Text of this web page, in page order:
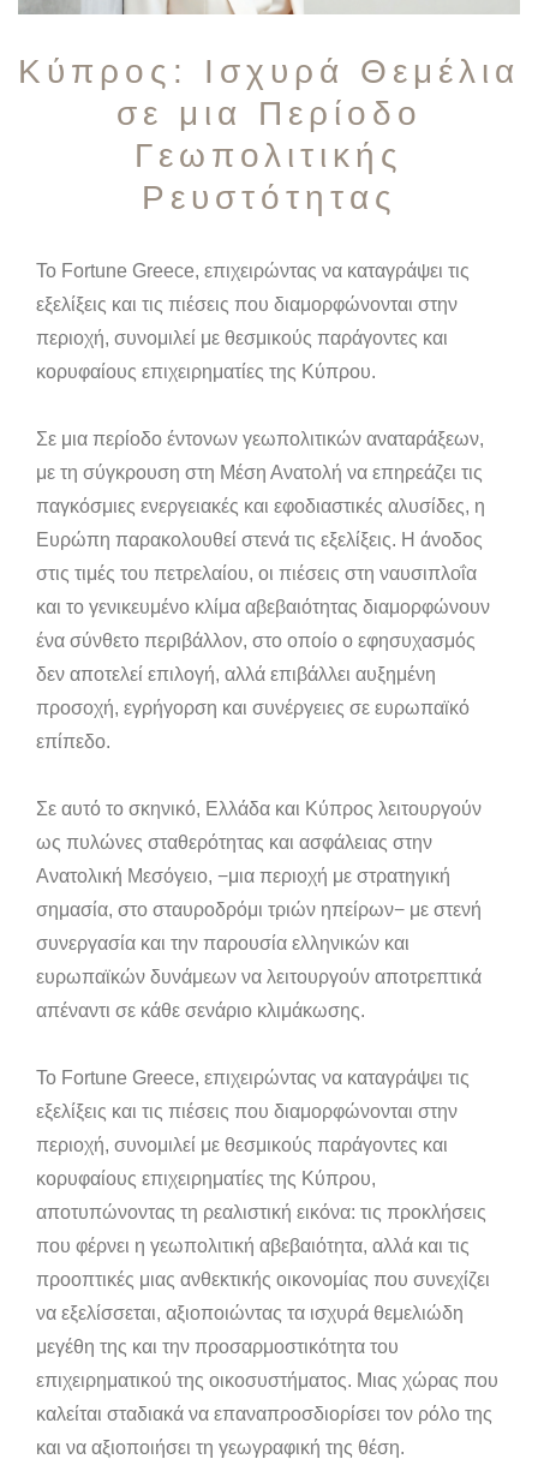
Κύπρος: Ισχυρά Θεμέλια
σε μια Περίοδο
Γεωπολιτικής
Ρευστότητας
Το Fortune Greece, επιχειρώντας να καταγράψει τις
εξελίξεις και τις πιέσεις που διαμορφώνονται στην
περιοχή, συνομιλεί με θεσμικούς παράγοντες και
κορυφαίους επιχειρηματίες της Κύπρου.
Σε μια περίοδο έντονων γεωπολιτικών αναταράξεων,
με τη σύγκρουση στη Μέση Ανατολή να επηρεάζει τις
παγκόσμιες ενεργειακές και εφοδιαστικές αλυσίδες, η
Ευρώπη παρακολουθεί στενά τις εξελίξεις. Η άνοδος
στις τιμές του πετρελαίου, οι πιέσεις στη ναυσιπλοΐα
και το γενικευμένο κλίμα αβεβαιότητας διαμορφώνουν
ένα σύνθετο περιβάλλον, στο οποίο ο εφησυχασμός
δεν αποτελεί επιλογή, αλλά επιβάλλει αυξημένη
προσοχή, εγρήγορση και συνέργειες σε ευρωπαϊκό
επίπεδο.
Σε αυτό το σκηνικό, Ελλάδα και Κύπρος λειτουργούν
ως πυλώνες σταθερότητας και ασφάλειας στην
Ανατολική Μεσόγειο, −μια περιοχή με στρατηγική
σημασία, στο σταυροδρόμι τριών ηπείρων− με στενή
συνεργασία και την παρουσία ελληνικών και
ευρωπαϊκών δυνάμεων να λειτουργούν αποτρεπτικά
απέναντι σε κάθε σενάριο κλιμάκωσης.
Το Fortune Greece, επιχειρώντας να καταγράψει τις
εξελίξεις και τις πιέσεις που διαμορφώνονται στην
περιοχή, συνομιλεί με θεσμικούς παράγοντες και
κορυφαίους επιχειρηματίες της Κύπρου,
αποτυπώνοντας τη ρεαλιστική εικόνα: τις προκλήσεις
που φέρνει η γεωπολιτική αβεβαιότητα, αλλά και τις
προοπτικές μιας ανθεκτικής οικονομίας που συνεχίζει
να εξελίσσεται, αξιοποιώντας τα ισχυρά θεμελιώδη
μεγέθη της και την προσαρμοστικότητα του
επιχειρηματικού της οικοσυστήματος. Μιας χώρας που
καλείται σταδιακά να επαναπροσδιορίσει τον ρόλο της
και να αξιοποιήσει τη γεωγραφική της θέση.